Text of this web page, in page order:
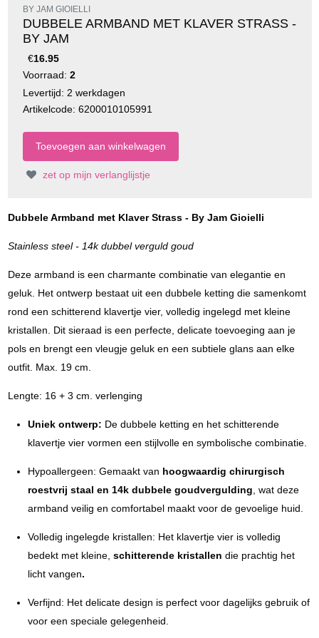
BY JAM GIOIELLI
DUBBELE ARMBAND MET KLAVER STRASS -
BY JAM
€16.95
Voorraad: 2
Levertijd: 2 werkdagen
Artikelcode: 6200010105991
zet op mijn verlanglijstje
Dubbele Armband met Klaver Strass - By Jam Gioielli
Stainless steel - 14k dubbel verguld goud
Deze armband is een charmante combinatie van elegantie en
geluk. Het ontwerp bestaat uit een dubbele ketting die samenkomt
rond een schitterend klavertje vier, volledig ingelegd met kleine
kristallen. Dit sieraad is een perfecte, delicate toevoeging aan je
pols en brengt een vleugje geluk en een subtiele glans aan elke
outfit. Max. 19 cm.
Lengte: 16 + 3 cm. verlenging
Uniek ontwerp: De dubbele ketting en het schitterende
klavertje vier vormen een stijlvolle en symbolische combinatie.
Hypoallergeen: Gemaakt van hoogwaardig chirurgisch
roestvrij staal en 14k dubbele goudvergulding, wat deze
armband veilig en comfortabel maakt voor de gevoelige huid.
Volledig ingelegde kristallen: Het klavertje vier is volledig
bedekt met kleine, schitterende kristallen die prachtig het
licht vangen.
Verfijnd: Het delicate design is perfect voor dagelijks gebruik of
voor een speciale gelegenheid.